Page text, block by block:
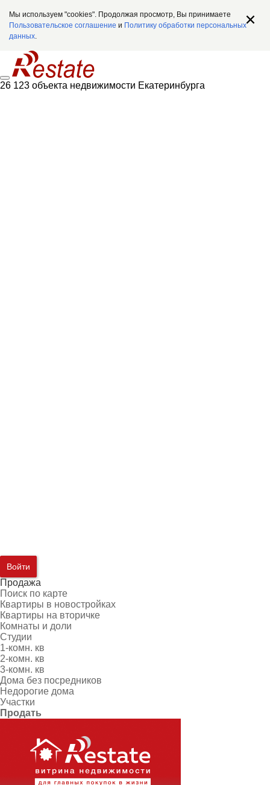
Мы используем "cookies". Продолжая просмотр, Вы принимаете
Пользовательское соглашение и Политику обработки персональных
данных.
26 123 объекта недвижимости Екатеринбурга
Войти
Продажа
Поиск по карте
Квартиры в новостройках
Квартиры на вторичке
Комнаты и доли
Студии
1-комн. кв
2-комн. кв
3-комн. кв
Дома без посредников
Недорогие дома
Участки
Продать